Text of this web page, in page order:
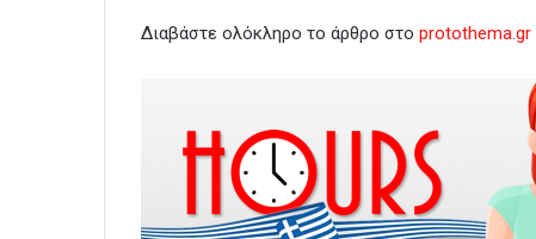
Διαβάστε ολόκληρο το άρθρο στο protothema.gr